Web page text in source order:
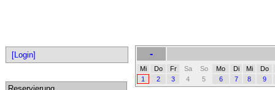
[Login] -
Mi Do Fr Sa So Mo Di Mi
Do
1
2 3 4 5 6 7 8 9